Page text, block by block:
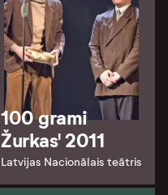
100 grami
Žurkas' 2011
Latvijas Nacionālais teātris